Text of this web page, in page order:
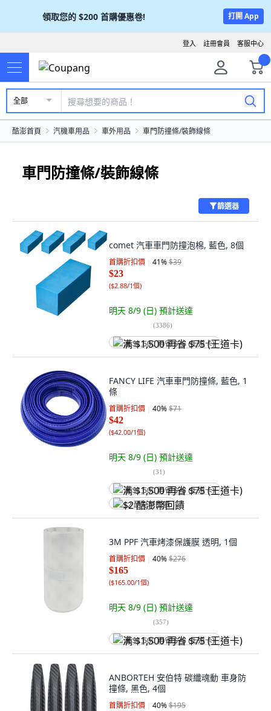
領取您的 $200 首購優惠卷! 打開 App
客服中心
註冊會員
登入
全部
酷澎首頁 汽機車用品 車外用品 車門防撞條/裝飾線條
車門防撞條/裝飾線條
篩選器
comet 汽車車門防撞泡棉, 藍色, 8個
首購折扣價 41%$39
$23
($2.88/1個)
明天 8/9 (日) 預計送達
(3386)
满 $1,500 再省 $75 (王道卡)
FANCY LIFE 汽車車門防撞條, 藍色, 1
條
首購折扣價 40%$71
$42
($42.00/1個)
明天 8/9 (日) 預計送達
(31)
满 $1,500 再省 $75 (王道卡)
$2 酷澎幣回饋
3M PPF 汽車烤漆保護膜 透明, 1個
首購折扣價 40%$276
$165
($165.00/1個)
明天 8/9 (日) 預計送達
(357)
满 $1,500 再省 $75 (王道卡)
ANBORTEH 安伯特 碳纖魂動 車身防
撞條, 黑色, 4個
首購折扣價 40%$195